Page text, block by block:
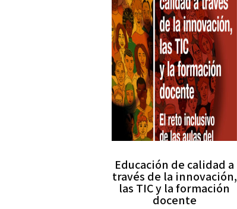
Educación de calidad a
través de la innovación,
las TIC y la formación
docente